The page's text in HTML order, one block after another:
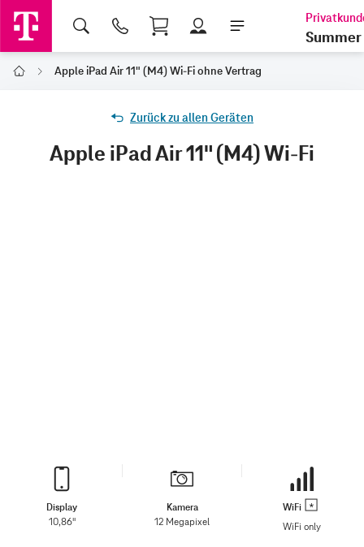
Shopping Cart
Summer
Home Apple iPad Air 11" (M4) Wi-Fi ohne Vertrag
Zurück zu allen Geräten
Apple iPad Air 11" (M4) Wi-Fi
Display
10,86"
Kamera
12 Megapixel
WiFi
WiFi only